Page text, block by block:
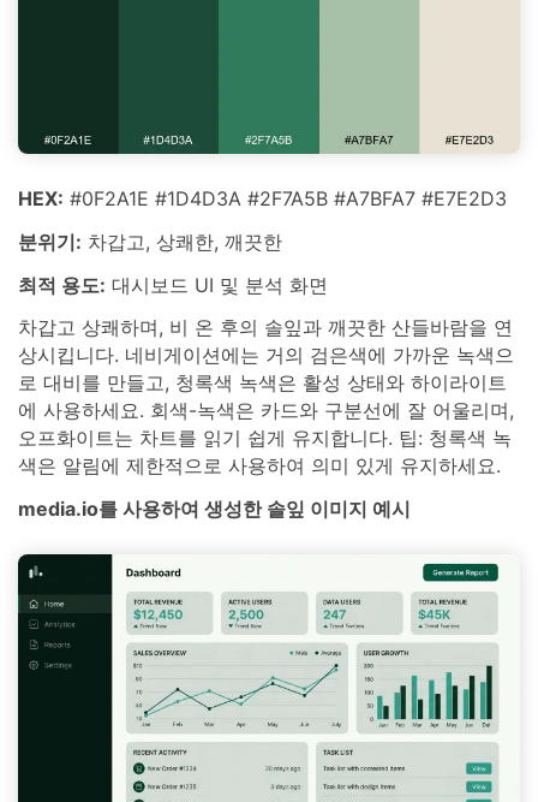
HEX: #0F2A1E #1D4D3A #2F7A5B #A7BFA7 #E7E2D3
분위기: 차갑고, 상쾌한, 깨끗한
최적 용도: 대시보드 UI 및 분석 화면
차갑고 상쾌하며, 비 온 후의 솔잎과 깨끗한 산들바람을 연
상시킵니다. 네비게이션에는 거의 검은색에 가까운 녹색으
로 대비를 만들고, 청록색 녹색은 활성 상태와 하이라이트
에 사용하세요. 회색-녹색은 카드와 구분선에 잘 어울리며,
오프화이트는 차트를 읽기 쉽게 유지합니다. 팁: 청록색 녹
색은 알림에 제한적으로 사용하여 의미 있게 유지하세요.
media.io를 사용하여 생성한 솔잎 이미지 예시